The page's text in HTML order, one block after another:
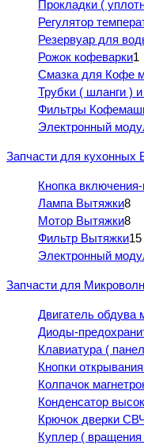
Прокладки (
Регулятор
Резервуар для
Рожок кофеварки1
Смазка для Кофе
Трубки ( шланги )
Фильтры
Электронный
Запчасти для кухонных
Кнопка
Лампа Вытяжки8
Мотор Вытяжки8
Фильтр Вытяжки15
Электронный
Запчасти для
Двигатель обдува
Диоды-
Клавиатура (
Кнопки
Колпачок
Конденсатор
Крючок дверки
Куплер (